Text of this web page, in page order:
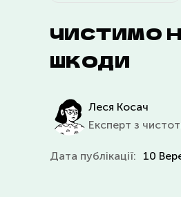
ЧИСТИМО
ШКОДИ
Леся Косач
Експерт з
Дата публікації: 10